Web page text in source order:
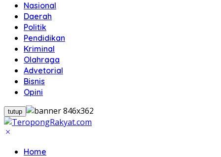
Nasional
Daerah
Politik
Pendidikan
Kriminal
Olahraga
Advetorial
Bisnis
Opini
tutup
Home